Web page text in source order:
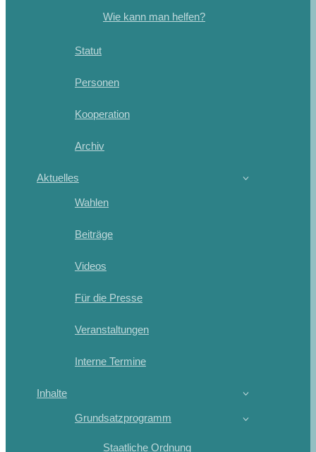
Wie kann man helfen?
Statut
Personen
Kooperation
Archiv
Aktuelles
Wahlen
Beiträge
Videos
Für die Presse
Veranstaltungen
Interne Termine
Inhalte
Grundsatzprogramm
Staatliche Ordnung